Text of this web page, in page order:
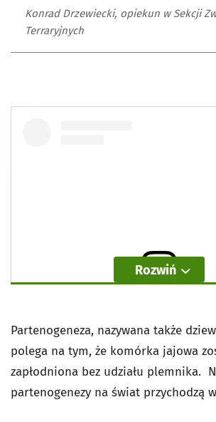
Konrad Drzewiecki, opiekun w Sekcji
Terraryjnych
Rozwiń
Partenogeneza, nazywana także
polega na tym, że komórka jajowa
zapłodniona bez udziału plemnika.
partenogenezy na świat przychodzą